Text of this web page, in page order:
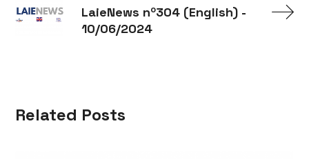
LaieNews nº304 (English) -
10/06/2024
Related Posts